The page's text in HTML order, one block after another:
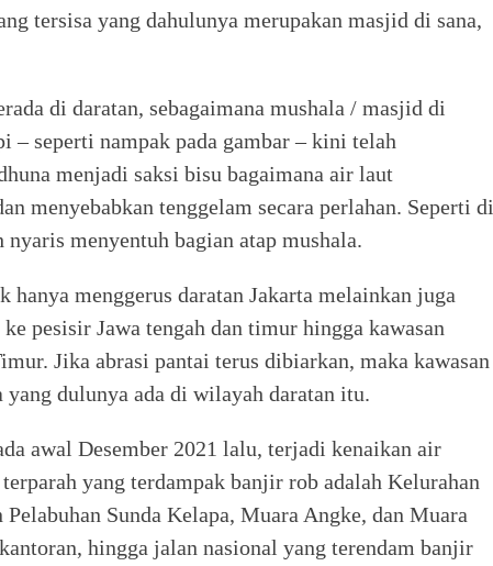
tersisa yang dahulunya merupakan masjid di sana,
di daratan, sebagaimana mushala / masjid di
– seperti nampak pada gambar – kini telah
menjadi saksi bisu bagaimana air laut
menyebabkan tenggelam secara perlahan. Seperti di
menyentuh bagian atap mushala.
menggerus daratan Jakarta melainkan juga
pesisir Jawa tengah dan timur hingga kawasan
Jika abrasi pantai terus dibiarkan, maka kawasan
dulunya ada di wilayah daratan itu.
awal Desember 2021 lalu, terjadi kenaikan air
yang terdampak banjir rob adalah Kelurahan
Sunda Kelapa, Muara Angke, dan Muara
hingga jalan nasional yang terendam banjir